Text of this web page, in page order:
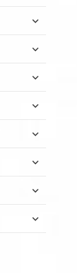
expandera
expandera
expandera
expandera
expandera
expandera
expandera
expandera